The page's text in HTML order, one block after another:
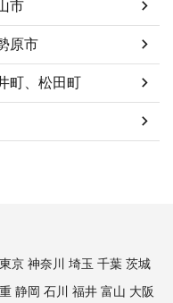
市
原市
町、松田町
東京 神奈川 埼玉 千葉 茨城
静岡 石川 福井 富山 大阪